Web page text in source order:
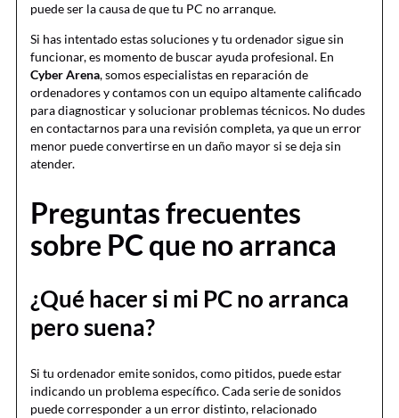
puede ser la causa de que tu PC no arranque.
Si has intentado estas soluciones y tu ordenador sigue sin
funcionar, es momento de buscar ayuda profesional. En
Cyber Arena, somos especialistas en reparación de
ordenadores y contamos con un equipo altamente calificado
para diagnosticar y solucionar problemas técnicos. No dudes
en contactarnos para una revisión completa, ya que un error
menor puede convertirse en un daño mayor si se deja sin
atender.
Preguntas frecuentes
sobre PC que no arranca
¿Qué hacer si mi PC no arranca
pero suena?
Si tu ordenador emite sonidos, como pitidos, puede estar
indicando un problema específico. Cada serie de sonidos
puede corresponder a un error distinto, relacionado